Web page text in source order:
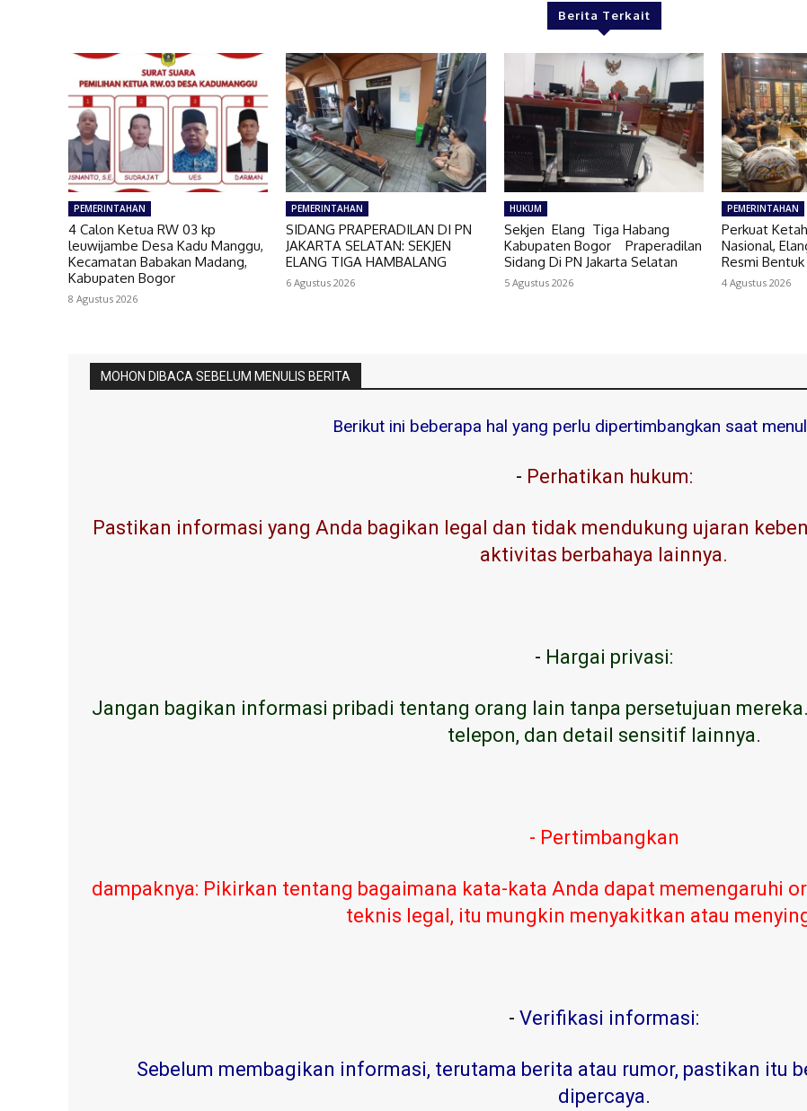
Berita Terkait
PEMERINTAHAN
4 Calon Ketua RW 03 kp
leuwijambe Desa Kadu Manggu,
Kecamatan Babakan Madang,
Kabupaten Bogor
8 Agustus 2026
PEMERINTAHAN
SIDANG PRAPERADILAN DI PN
JAKARTA SELATAN: SEKJEN
ELANG TIGA HAMBALANG
6 Agustus 2026
HUKUM
Sekjen Elang Tiga Habang
Kabupaten Bogor Praperadilan
Sidang Di PN Jakarta Selatan
5 Agustus 2026
PEMERINTAHAN
Perkuat
Nasional,
Resmi
4 Agustus 2026
MOHON DIBACA SEBELUM MENULIS BERITA
Berikut ini beberapa hal yang perlu dipertimbangkan saat
- Perhatikan hukum:
Pastikan informasi yang Anda bagikan legal dan tidak mendukung ujaran
aktivitas berbahaya lainnya.
- Hargai privasi:
Jangan bagikan informasi pribadi tentang orang lain tanpa persetujuan
telepon, dan detail sensitif lainnya.
- Pertimbangkan
dampaknya: Pikirkan tentang bagaimana kata-kata Anda dapat memengaruhi
teknis legal, itu mungkin menyakitkan atau
- Verifikasi informasi:
Sebelum membagikan informasi, terutama berita atau rumor, pastikan itu
dipercaya.